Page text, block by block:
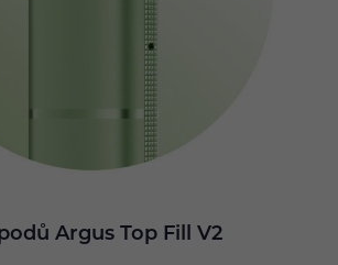
Argus Top Fill V2